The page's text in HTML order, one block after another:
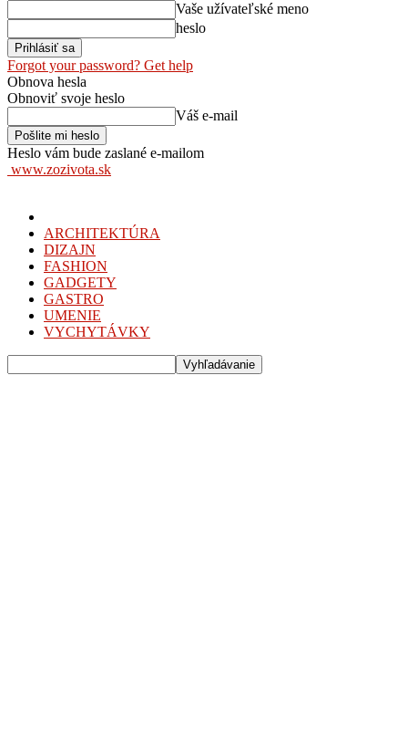
Vaše užívateľské meno
heslo
Forgot your password? Get help
Obnova hesla
Obnoviť svoje heslo
Váš e-mail
Heslo vám bude zaslané e-mailom
www.zozivota.sk
ARCHITEKTÚRA
DIZAJN
FASHION
GADGETY
GASTRO
UMENIE
VYCHYTÁVKY